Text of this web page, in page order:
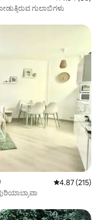
ಗುಲಾಬಿಗಳು
5 ರಲ್ಲಿ 4.87
4.87 (215)